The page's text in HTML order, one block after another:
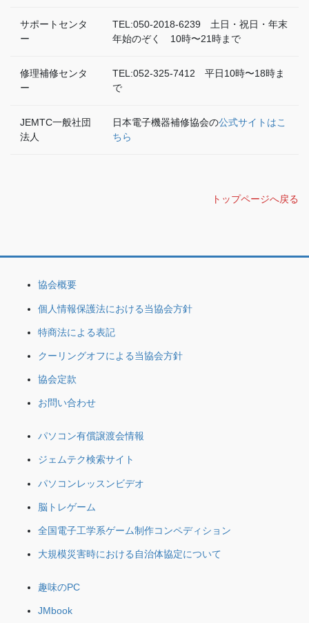
サポートセンタ
ー
TEL:050-2018-6239 土日・祝日・年末
年始のぞく 10時〜21時まで
修理補修センタ
ー
TEL:052-325-7412 平日10時〜18時ま
で
JEMTC一般社団
法人
日本電子機器補修協会の公式サイトはこ
ちら
トップページへ戻る
協会概要
個人情報保護法における当協会方針
特商法による表記
クーリングオフによる当協会方針
協会定款
お問い合わせ
パソコン有償譲渡会情報
ジェムテク検索サイト
パソコンレッスンビデオ
脳トレゲーム
全国電子工学系ゲーム制作コンペディション
大規模災害時における自治体協定について
趣味のPC
JMbook